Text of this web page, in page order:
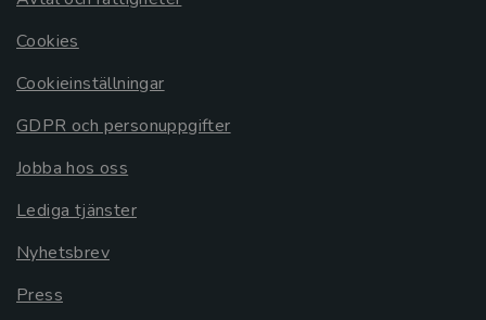
Cookies
Cookieinställningar
GDPR och personuppgifter
Jobba hos oss
Lediga tjänster
Nyhetsbrev
Press